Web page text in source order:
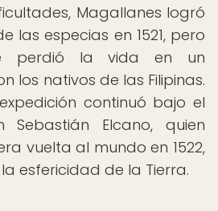
Magallanes logró
las especias en 1521, pero
perdió la vida en un
los nativos de las Filipinas.
continuó bajo el
Elcano, quien
vuelta al mundo en 1522,
esfericidad de la Tierra.